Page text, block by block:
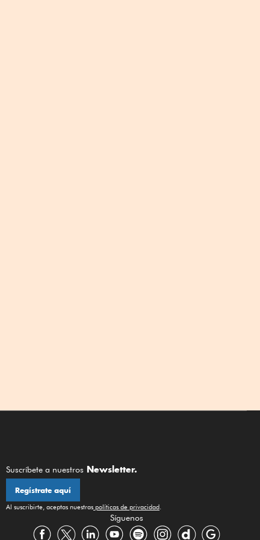
Suscríbete a nuestros Newsletter.
Regístrate aquí
Al suscribirte, aceptas nuestras políticas de privacidad
Síguenos